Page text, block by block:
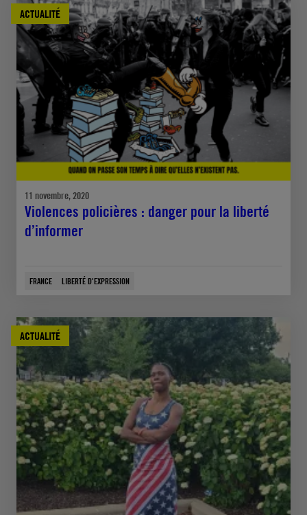
ACTUALITÉ
11 novembre, 2020
Violences policières : danger pour la liberté
d’informer
FRANCE LIBERTÉ D'EXPRESSION
ACTUALITÉ